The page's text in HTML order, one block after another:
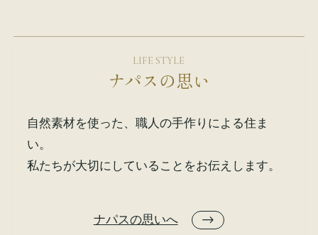
LIFE STYLE
ナパスの思い
自然素材を使った、職人の手作りによる住ま
い。
私たちが大切にしていることをお伝えします。
ナパスの思いへ